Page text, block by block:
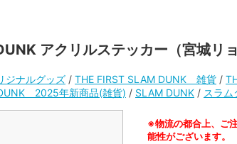
アクリルステッカー（宮城リョ
ジナルグッズ / THE FIRST SLAM DUNK 雑貨 /
2025年新商品(雑貨) / SLAM DUNK / スラム
※物流の都合上、ご
能性がございます。